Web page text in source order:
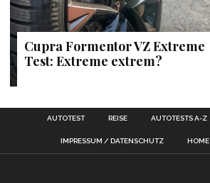
Cupra Formentor VZ Extreme
Test: Extreme extrem?
AUTOTEST REISE AUTOTESTS A-Z
IMPRESSUM / DATENSCHUTZ HOME